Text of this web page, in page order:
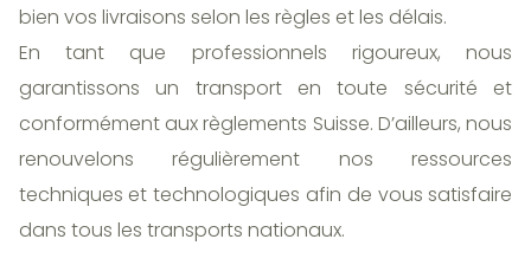
bien vos livraisons selon les règles et les délais.
En tant que professionnels rigoureux, nous
garantissons un transport en toute sécurité et
conformément aux règlements Suisse. D’ailleurs, nous
renouvelons régulièrement nos ressources
techniques et technologiques afin de vous satisfaire
dans tous les transports nationaux.